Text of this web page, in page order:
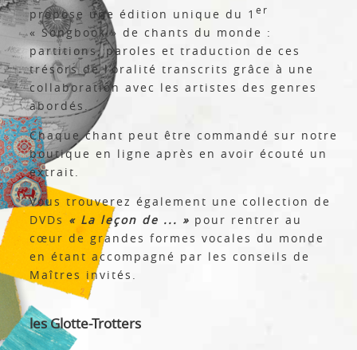
propose une édition unique du 1 er
« Songbook » de chants du monde :
partitions, paroles et traduction de ces
trésors de l’oralité transcrits grâce à une
collaboration avec les artistes des genres
abordés.
Chaque chant peut être commandé sur notre
boutique en ligne après en avoir écouté un
extrait.
Vous trouverez également une collection de
DVDs« La leçon de ... » pour rentrer au
cœur de grandes formes vocales du monde
en étant accompagné par les conseils de
Maîtres invités.
les Glotte-Trotters